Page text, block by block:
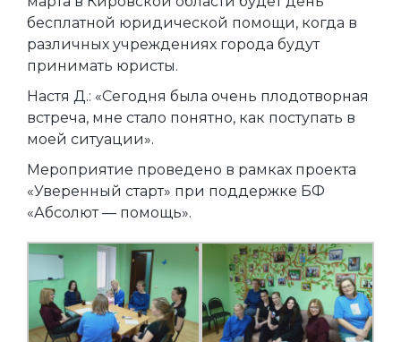
бесплатной юридической помощи, когда в
различных учреждениях города будут
принимать юристы.
Настя Д.: «Сегодня была очень плодотворная
встреча, мне стало понятно, как поступать в
моей ситуации».
Мероприятие проведено в рамках проекта
«Уверенный старт» при поддержке БФ
«Абсолют — помощь».